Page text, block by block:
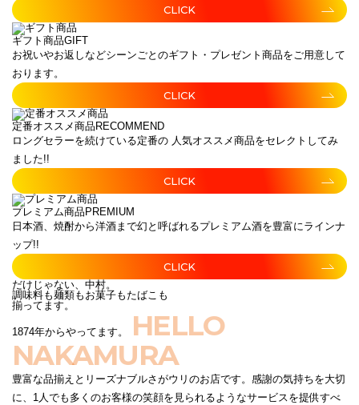
CLICK
ギフト商品GIFT
お祝いやお返しなどシーンごとのギフト・プレゼント商品をご用意して
おります。
CLICK
定番オススメ商品 RECOMMEND
ロングセラーを続けている定番の 人気オススメ商品をセレクトしてみ
ました!!
CLICK
プレミアム商品 PREMIUM
日本酒、焼酎から洋酒まで幻と呼ばれるプレミアム酒を豊富にラインナ
ップ!!
CLICK
だけじゃない、中村。
調味料も麺類もお菓子もたばこも
揃ってます。
1874年からやってます。
HELLO
NAKAMURA
豊富な品揃えとリーズナブルさがウリのお店です。感謝の気持ちを大切
に、1人でも多くのお客様の笑顔を見られるようなサービスを提供すべ